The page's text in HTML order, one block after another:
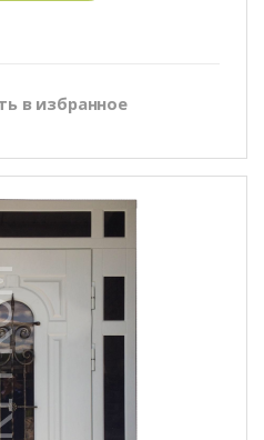
в избранное